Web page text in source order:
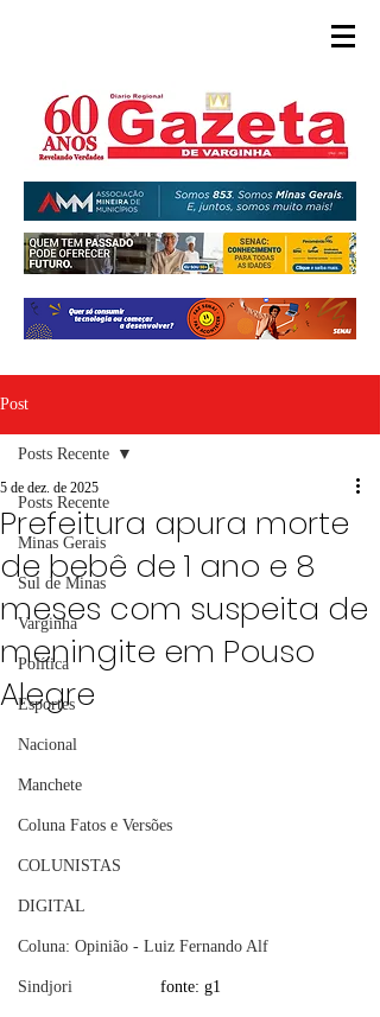
Post
Posts Recente
Minas Gerais
Sul de Minas
Varginha
Política
Esportes
Nacional
Manchete
Coluna Fatos e Versões
COLUNISTAS
DIGITAL
Coluna: Opinião - Luiz Fernando Alf
Sindjori
Posts Recente
Prefeitura apura morte
de bebê de 1 ano e 8
meses com suspeita de
meningite em Pouso
Alegre
5 de dez. de 2025
fonte: g1